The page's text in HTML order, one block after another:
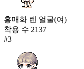
홍매화 렌 얼굴(여)
착용 수 2137
#3